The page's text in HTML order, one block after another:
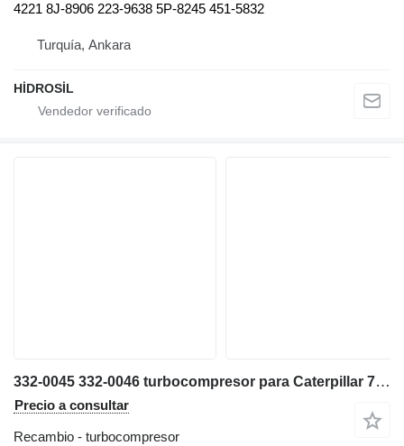
4221 8J-8906 223-9638 5P-8245 451-5832
Turquía, Ankara
HİDROSİL
332-0045 332-0046 turbocompresor para Caterpillar 777B volquete rígido
Precio a consultar
Recambio - turbocompresor